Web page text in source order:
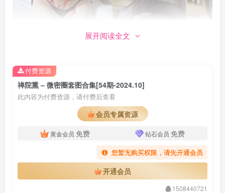
展开阅读全文
禅院熏 – 微密圈套图合集[54期-2024.10]
此内容为付费资源，请付费后查看
会员专属资源
黄金会员 免费 钻石会员 免费
您暂无购买权限，请先开通会员
开通会员
1508440721
付费资源